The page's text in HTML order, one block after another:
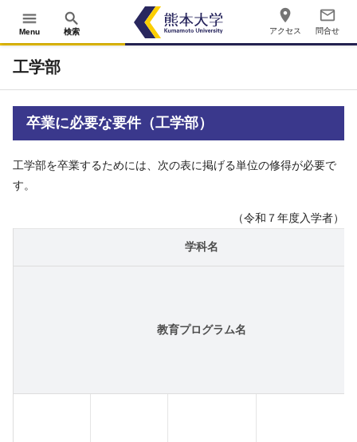
menu
Menu
search
検索
place
アクセス
mail_outline
問合せ
工学部
卒業に必要な要件（工学部）
工学部を卒業するためには、次の表に掲げる単位の修得が必要で
す。
（令和７年度入学者）
学科名
教育プログラム名